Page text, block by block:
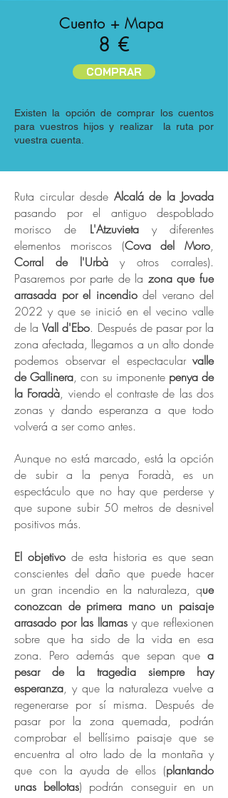
Cuento + Mapa
8 €
COMPRAR
Existen la opción de comprar los cuentos
para vuestros hijos y realizar la ruta por
vuestra cuenta.
Ruta circular desde Alcalá de la Jovada
pasando por el antiguo despoblado
morisco de L'Atzuvietay diferentes
elementos moriscos (Cova del Moro,
Corral de l'Urbày otros corrales).
Pasaremos por parte de la zona que fue
arrasada por el incendiodel verano del
2022 y que se inició en el vecino valle
de laVall d'Ebo. Después de pasar por la
zona afectada, llegamos a un alto donde
podemos observar el espectacular valle
de Gallinera, con su imponente penya de
la Foradà, viendo el contraste de las dos
zonas y dando esperanza a que todo
volverá a ser como antes.
Aunque no está marcado, está la opción
de subir a la penya Foradà, es un
espectáculo que no hay que perderse y
que supone subir 50 metros de desnivel
positivos más.
El objetivo de esta historia es que sean
conscientes del daño que puede hacer
un gran incendio en la naturaleza, que
conozcan de primera mano un paisaje
arrasado por las llamas y que reflexionen
sobre que ha sido de la vida en esa
zona. Pero además que sepan que a
pesar de la tragedia siempre hay
esperanza, y que la naturaleza vuelve a
regenerarse por sí misma. Después de
pasar por la zona quemada, podrán
comprobar el bellísimo paisaje que se
encuentra al otro lado de la montaña y
que con la ayuda de ellos (plantando
unas bellotas) podrán conseguir en un